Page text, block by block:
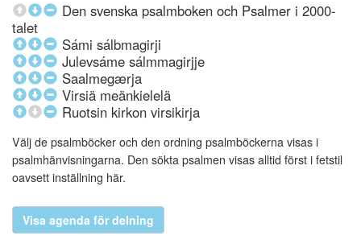
Den svenska psalmboken och Psalmer i 2000-
talet
Sámi sálbmagirji
Julevsáme sálmmagirjje
Saalmegærja
Virsiä meänkielelä
Ruotsin kirkon virsikirja
Välj de psalmböcker och den ordning psalmböckerna visas i
psalmhänvisningarna. Den sökta psalmen visas alltid först i fetstil
oavsett inställning här.
Visa agenda för delning